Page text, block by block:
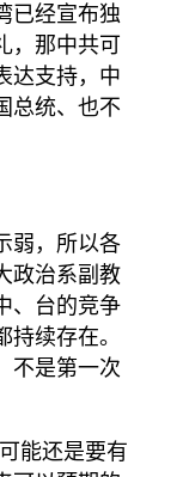
已经宣布独
，那中共可
达支持，中
总统、也不
弱，所以各
政治系副教
、台的竞争
续存在。
不是第一次
能还是要有